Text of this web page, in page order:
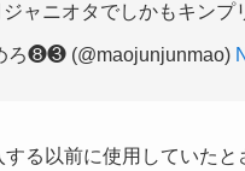
ャニオタでしかもキン
ろ❽❸ (@maojunjunmao)
する以前に使用していた